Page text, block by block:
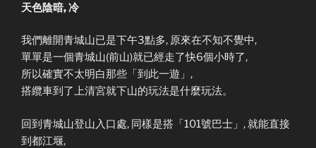
天色陰暗, 冷
我們離開青城山已是下午3點多, 原來在不知不覺中,
單單是一個青城山(前山)就已經走了快6個小時了,
所以確實不太明白那些「到此一遊」,
搭纜車到了上清宮就下山的玩法是什麼玩法。
回到青城山登山入口處, 同樣是搭「101號巴士」, 就能直接
到都江堰,